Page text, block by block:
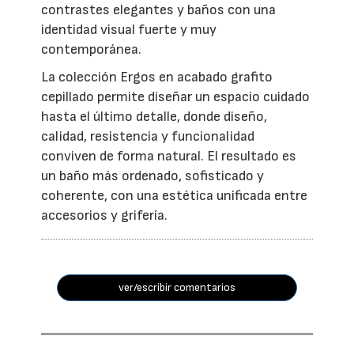
contrastes elegantes y baños con una
identidad visual fuerte y muy
contemporánea.
La colección Ergos en acabado grafito
cepillado permite diseñar un espacio cuidado
hasta el último detalle, donde diseño,
calidad, resistencia y funcionalidad
conviven de forma natural. El resultado es
un baño más ordenado, sofisticado y
coherente, con una estética unificada entre
accesorios y grifería.
ver/escribir comentarios